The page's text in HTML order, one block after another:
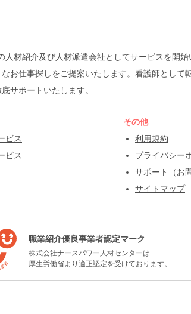
材紹介及び人材派遣会社としてサービスを開
お仕事探しをご提案いたします。看護師として
サポートいたします。
ビス
ビス
その他
利用規約
プライバシー
サポート（お
サイトマップ
職業紹介優良事業者認定マーク
株式会社ナースパワー人材センターは
厚生労働省より適正認定を受けております。